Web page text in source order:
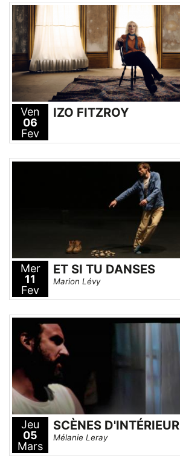
Ven
06
Fev
IZO FITZROY
Mer
11
Fev
ET SI TU DANSES
Marion Lévy
Jeu
05
Mars
SCÈNES D'INTÉRIEUR
Mélanie Leray